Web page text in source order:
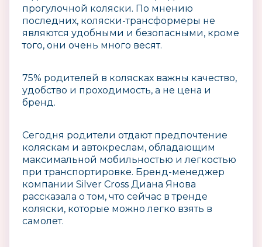
прогулочной коляски. По мнению
последних, коляски-трансформеры не
являются удобными и безопасными, кроме
того, они очень много весят.
75% родителей в колясках важны качество,
удобство и проходимость, а не цена и
бренд.
Сегодня родители отдают предпочтение
коляскам и автокреслам, обладающим
максимальной мобильностью и легкостью
при транспортировке. Бренд-менеджер
компании Silver Cross Диана Янова
рассказала о том, что сейчас в тренде
коляски, которые можно легко взять в
самолет.